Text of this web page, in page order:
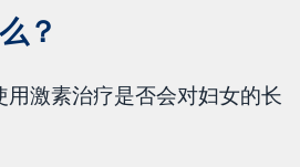
？
激素治疗是否会对妇女的长